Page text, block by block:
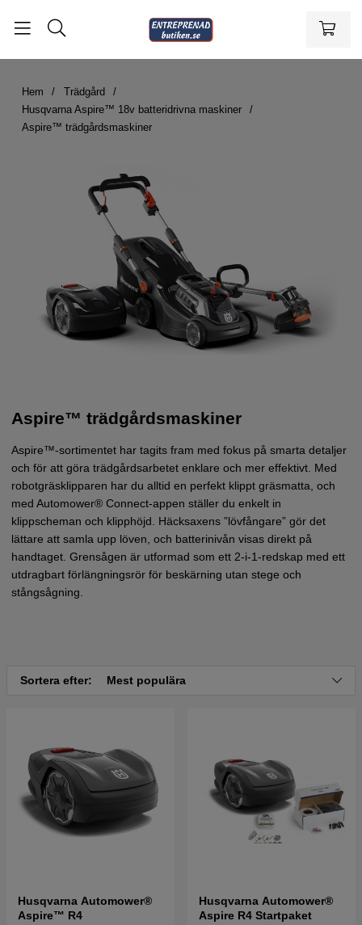
Hem
Trädgård
Husqvarna Aspire™ 18v batteridrivna maskiner
Aspire™ trädgårdsmaskiner
Aspire™ trädgårdsmaskiner
Aspire™-sortimentet har tagits fram med fokus på smarta detaljer
och för att göra trädgårdsarbetet enklare och mer effektivt. Med
robotgräsklipparen har du alltid en perfekt klippt gräsmatta, och
med Automower® Connect-appen ställer du enkelt in
klippscheman och klipphöjd. Häcksaxens ”lövfångare” gör det
lättare att samla upp löven, och batterinivån visas direkt på
handtaget. Grensågen är utformad som ett 2-i-1-redskap med ett
utdragbart förlängningsrör för beskärning utan stege och
stångsågning.
Sortera efter: Mest populära
Husqvarna Automower®
Aspire™ R4
Husqvarna Automower®
Aspire R4 Startpaket